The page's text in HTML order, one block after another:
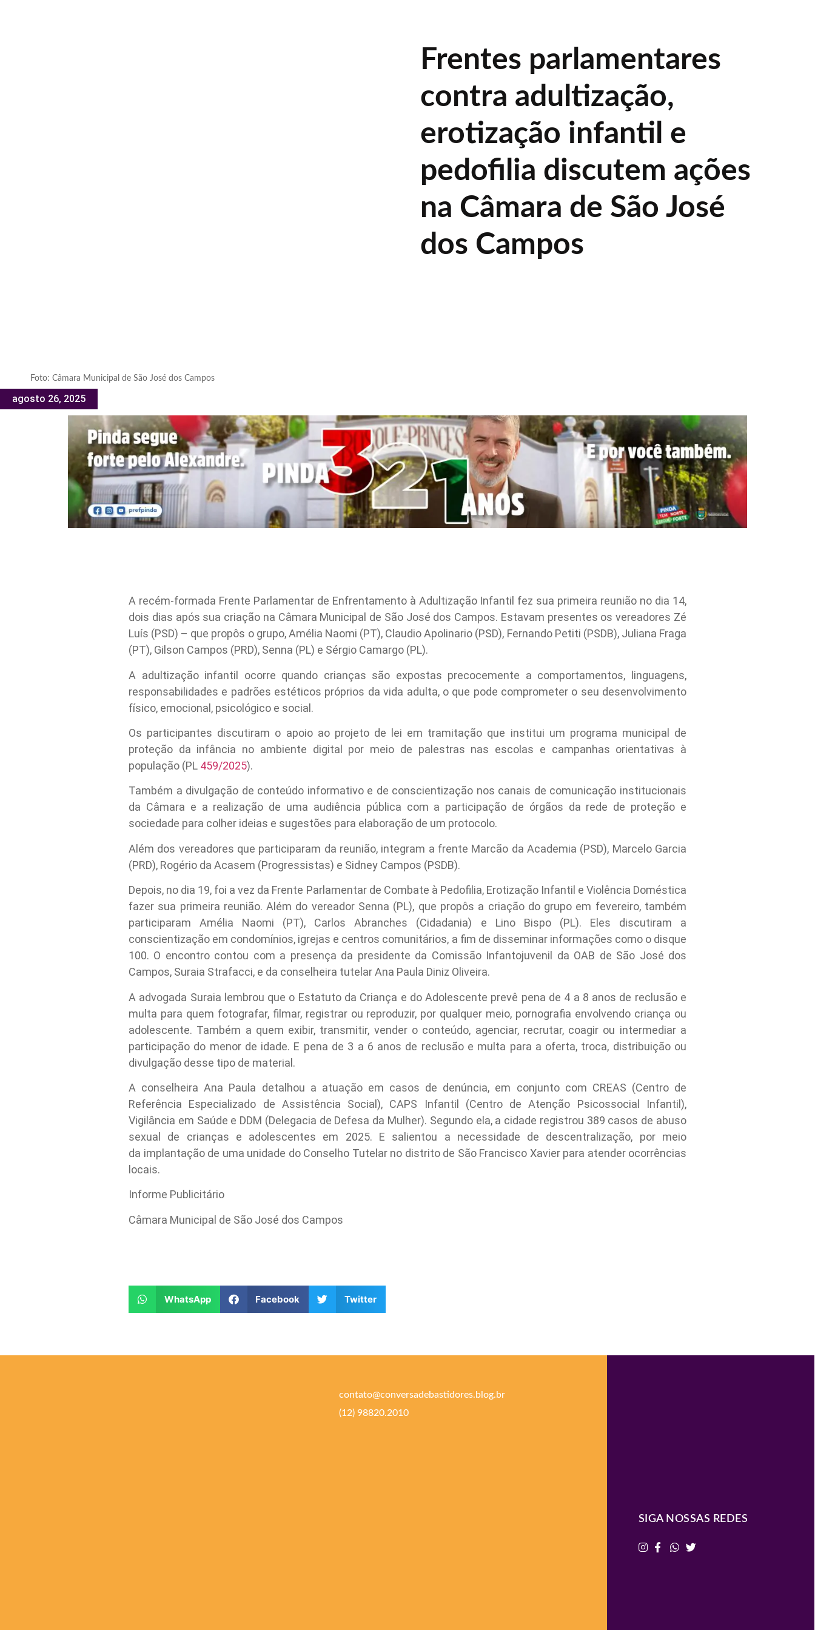
Foto: Câmara Municipal de São José dos Campos
agosto 26, 2025
Frentes parlamentares
contra adultização,
erotização infantil e
pedofilia discutem ações
na Câmara de São José
dos Campos
A recém-formada Frente Parlamentar de Enfrentamento à Adultização Infantil fez sua primeira reunião no dia 14,
dois dias após sua criação na Câmara Municipal de São José dos Campos. Estavam presentes os vereadores Zé
Luís (PSD) – que propôs o grupo, Amélia Naomi (PT), Claudio Apolinario (PSD), Fernando Petiti (PSDB), Juliana Fraga
(PT), Gilson Campos (PRD), Senna (PL) e Sérgio Camargo (PL).
A adultização infantil ocorre quando crianças são expostas precocemente a comportamentos, linguagens,
responsabilidades e padrões estéticos próprios da vida adulta, o que pode comprometer o seu desenvolvimento
físico, emocional, psicológico e social.
Os participantes discutiram o apoio ao projeto de lei em tramitação que institui um programa municipal de
proteção da infância no ambiente digital por meio de palestras nas escolas e campanhas orientativas à
população (PL 459/2025).
Também a divulgação de conteúdo informativo e de conscientização nos canais de comunicação institucionais
da Câmara e a realização de uma audiência pública com a participação de órgãos da rede de proteção e
sociedade para colher ideias e sugestões para elaboração de um protocolo.
Além dos vereadores que participaram da reunião, integram a frente Marcão da Academia (PSD), Marcelo Garcia
(PRD), Rogério da Acasem (Progressistas) e Sidney Campos (PSDB).
Depois, no dia 19, foi a vez da Frente Parlamentar de Combate à Pedofilia, Erotização Infantil e Violência Doméstica
fazer sua primeira reunião. Além do vereador Senna (PL), que propôs a criação do grupo em fevereiro, também
participaram Amélia Naomi (PT), Carlos Abranches (Cidadania) e Lino Bispo (PL). Eles discutiram a
conscientização em condomínios, igrejas e centros comunitários, a fim de disseminar informações como o disque
100. O encontro contou com a presença da presidente da Comissão Infantojuvenil da OAB de São José dos
Campos, Suraia Strafacci, e da conselheira tutelar Ana Paula Diniz Oliveira.
A advogada Suraia lembrou que o Estatuto da Criança e do Adolescente prevê pena de 4 a 8 anos de reclusão e
multa para quem fotografar, filmar, registrar ou reproduzir, por qualquer meio, pornografia envolvendo criança ou
adolescente. Também a quem exibir, transmitir, vender o conteúdo, agenciar, recrutar, coagir ou intermediar a
participação do menor de idade. E pena de 3 a 6 anos de reclusão e multa para a oferta, troca, distribuição ou
divulgação desse tipo de material.
A conselheira Ana Paula detalhou a atuação em casos de denúncia, em conjunto com CREAS (Centro de
Referência Especializado de Assistência Social), CAPS Infantil (Centro de Atenção Psicossocial Infantil),
Vigilância em Saúde e DDM (Delegacia de Defesa da Mulher). Segundo ela, a cidade registrou 389 casos de abuso
sexual de crianças e adolescentes em 2025. E salientou a necessidade de descentralização, por meio
da implantação de uma unidade do Conselho Tutelar no distrito de São Francisco Xavier para atender ocorrências
locais.
Informe Publicitário
Câmara Municipal de São José dos Campos
WhatsApp Facebook Twitter
contato@conversadebastidores.blog.br
(12) 98820.2010
SIGA NOSSAS REDES